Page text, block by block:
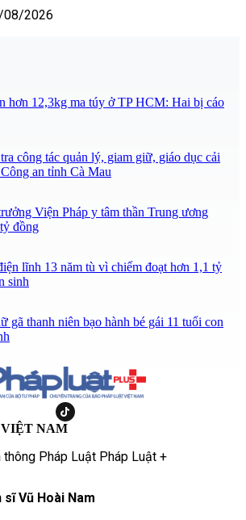
08/2026
hơn 12,3kg ma túy ở TP HCM: Hai bị cáo
công tác quản lý, giam giữ, giáo dục cải
an tỉnh Cà Mau
Viện Pháp y tâm thần Trung ương
đồng
lĩnh 13 năm tù vì chiếm đoạt hơn 1,1 tỷ
sinh
gã thanh niên bạo hành bé gái 11 tuổi con
NAM
thông Pháp Luật Pháp Luật +
sĩ Vũ Hoài Nam